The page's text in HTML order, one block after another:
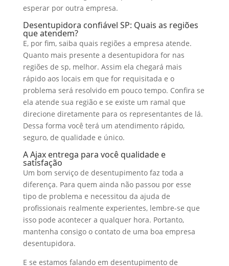
esperar por outra empresa.
Desentupidora confiável SP: Quais as regiões
que atendem?
E, por fim, saiba quais regiões a empresa atende.
Quanto mais presente a desentupidora for nas
regiões de sp, melhor. Assim ela chegará mais
rápido aos locais em que for requisitada e o
problema será resolvido em pouco tempo. Confira se
ela atende sua região e se existe um ramal que
direcione diretamente para os representantes de lá.
Dessa forma você terá um atendimento rápido,
seguro, de qualidade e único.
A Ajax entrega para você qualidade e
satisfação
Um bom serviço de desentupimento faz toda a
diferença. Para quem ainda não passou por esse
tipo de problema e necessitou da ajuda de
profissionais realmente experientes, lembre-se que
isso pode acontecer a qualquer hora. Portanto,
mantenha consigo o contato de uma boa empresa
desentupidora.
E se estamos falando em desentupimento de